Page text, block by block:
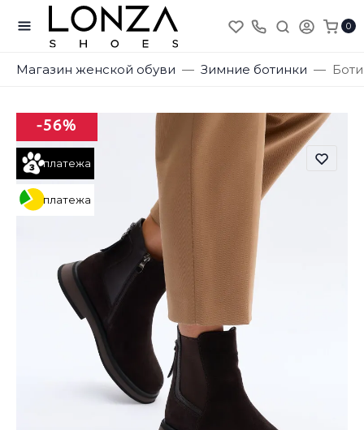
0
Магазин женской обуви Зимние ботинки
платежа
платежа
-56%